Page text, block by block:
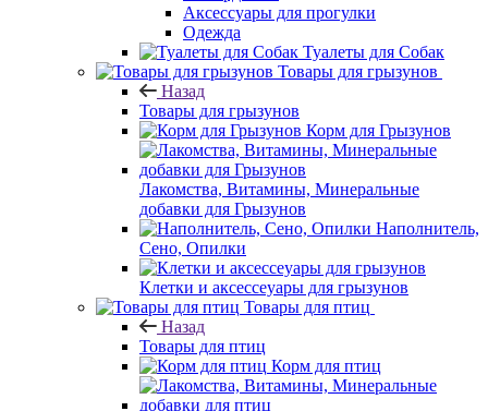
Аксессуары для прогулки
Одежда
Туалеты для Собак
Товары для грызунов
Назад
Товары для грызунов
Корм для Грызунов
Лакомства, Витамины, Минеральные
добавки для Грызунов
Наполнитель,
Сено, Опилки
Клетки и аксессеуары для грызунов
Товары для птиц
Назад
Товары для птиц
Корм для птиц